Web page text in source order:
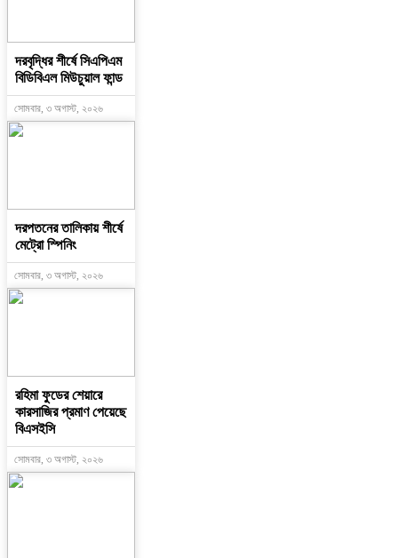
দরবৃদ্ধির শীর্ষে সিএপিএম
বিডিবিএল মিউচুয়াল ফান্ড
সোমবার, ৩ অগাস্ট, ২০২৬
দরপতনের তালিকায় শীর্ষে
মেট্রো স্পিনিং
সোমবার, ৩ অগাস্ট, ২০২৬
রহিমা ফুডের শেয়ারে
কারসাজির প্রমাণ পেয়েছে
বিএসইসি
সোমবার, ৩ অগাস্ট, ২০২৬